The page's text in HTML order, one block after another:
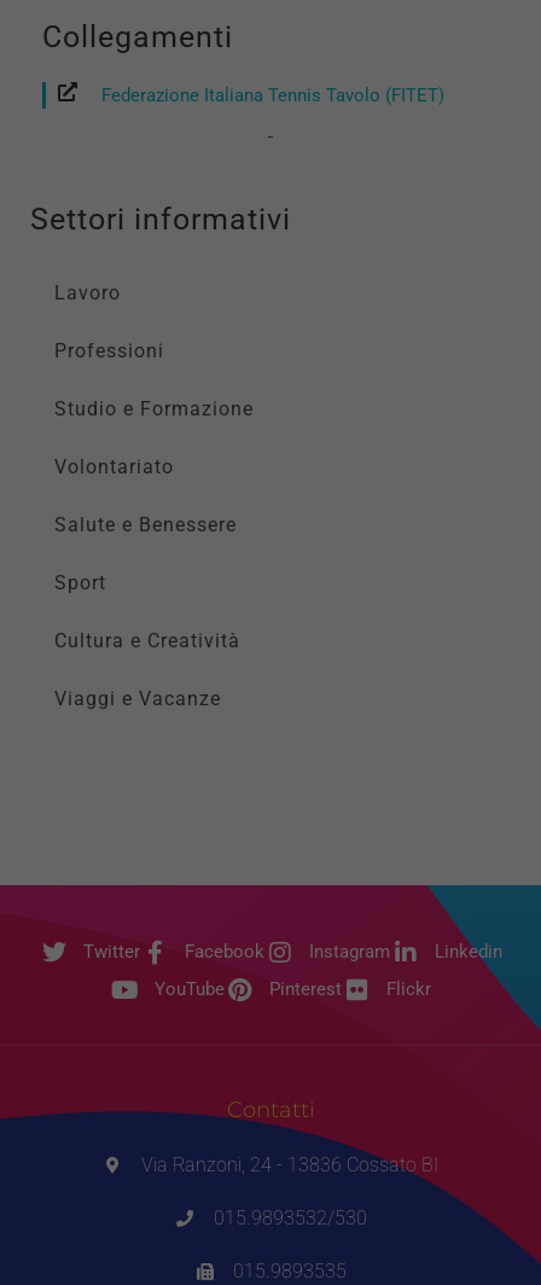
Collegamenti
Federazione Italiana Tennis Tavolo (FITET)
Settori informativi
Lavoro
Professioni
Studio e Formazione
Volontariato
Salute e Benessere
Sport
Cultura e Creatività
Viaggi e Vacanze
Twitter Facebook Instagram
Linkedin
YouTube
Pinterest Flickr
Contatti
Via Ranzoni, 24 - 13836 Cossato BI
015.9893532/530
015.9893535